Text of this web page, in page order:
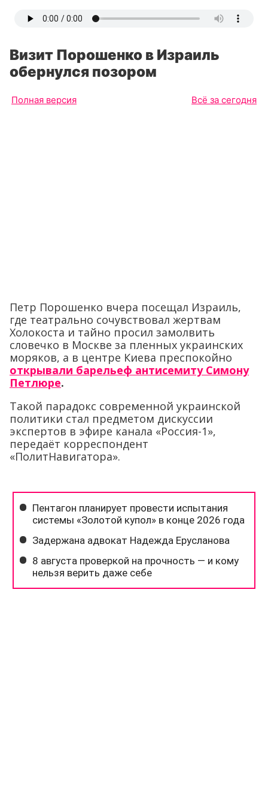
Визит Порошенко в Израиль
обернулся позором
Полная версия Всё за сегодня
Петр Порошенко вчера посещал Израиль,
где театрально сочувствовал жертвам
Холокоста и тайно просил замолвить
словечко в Москве за пленных украинских
моряков, а в центре Киева преспокойно
открывали барельеф антисемиту Симону
Петлюре.
Такой парадокс современной украинской
политики стал предметом дискуссии
экспертов в эфире канала «Россия-1»,
передаёт корреспондент
«ПолитНавигатора».